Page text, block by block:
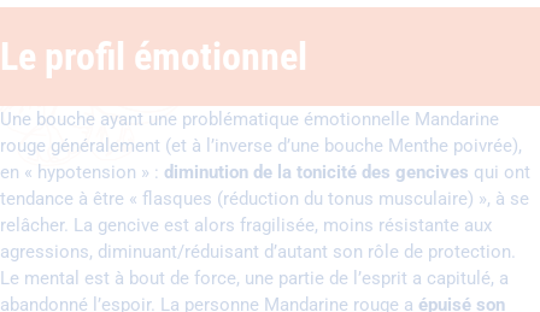
Le profil émotionnel
Une bouche ayant une problématique émotionnelle Mandarine
rouge généralement (et à l’inverse d’une bouche Menthe poivrée),
en « hypotension » : diminution de la tonicité des gencives qui ont
tendance à être « flasques (réduction du tonus musculaire) », à se
relâcher. La gencive est alors fragilisée, moins résistante aux
agressions, diminuant/réduisant d’autant son rôle de protection.
Le mental est à bout de force, une partie de l’esprit a capitulé, a
abandonné l’espoir. La personne Mandarine rouge a épuisé son